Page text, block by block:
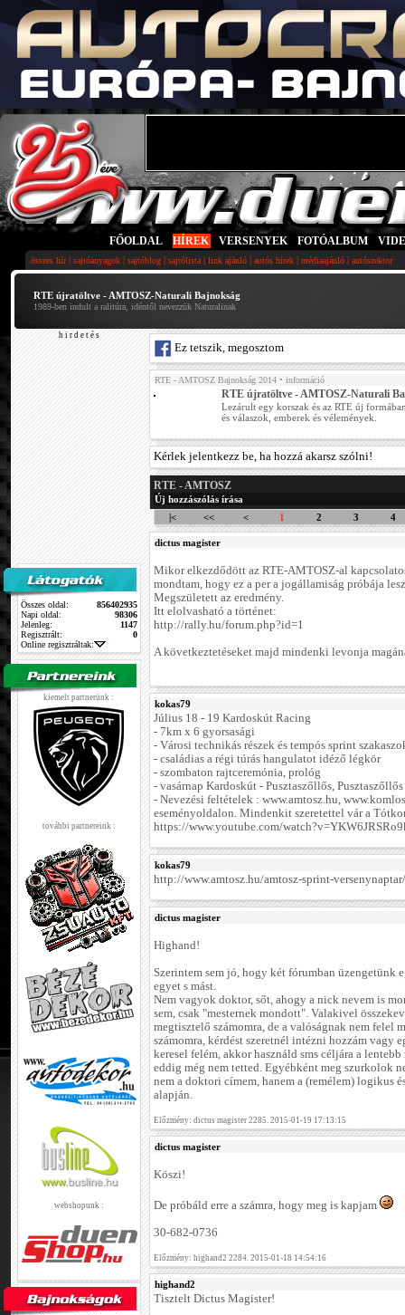
FŐOLDAL HÍREK VERSENYEK FOTÓALBUM
összes hír| sajtóanyagok | sajtóblog | sajtólista | link ajánló | autós hírek | médiaajánló | autószektor
RTE újratöltve - AMTOSZ-Naturali Bajnokság
1989-ben indult a ralitúra, idéntől nevezzük Naturalinak
h i r d e t é s
Összes oldal:
856402935
Napi oldal:
98306
Jelenleg:
1147
Regisztrált:
0
Online regisztráltak:
kiemelt partnerünk :
további partnereink :
webshopunk :
Ez tetszik, megosztom
RTE - AMTOSZ Bajnokság 2014 • információ
RTE újratöltve - AMTOSZ-Naturali
Lezárult egy korszak és az RTE új
és válaszok, emberek és vélemények.
Kérlek jelentkezz be, ha hozzá akarsz szólni!
RTE - AMTOSZ
Új hozzászólás írása
|<
<< < 1 2 3 4
dictus magister
Mikor elkezdődött az RTE-AMTOSZ-al
mondtam, hogy ez a per a jogállamiság próbája
Megszületett az eredmény.
Itt elolvasható a történet:
http://rally.hu/forum.php?id=1
A következtetéseket majd mindenki levonja
kokas79
Július 18 - 19 Kardoskút Racing
- 7km x 6 gyorsasági
- Városi technikás részek és tempós sprint
- családias a régi túrás hangulatot idéző légkör
- szombaton rajtceremónia, prológ
- vasárnap Kardoskút - Pusztaszőllős,
- Nevezési feltételek : www.amtosz.hu,
eseményoldalon. Mindenkit szeretettel vár a
https://www.youtube.com/
kokas79
http://www.amtosz.hu/amtosz-sprint-versenynaptar/
dictus magister
Highand!
Szerintem sem jó, hogy két fórumban üzengetünk
egyet s mást.
Nem vagyok doktor, sőt, ahogy a nick nevem is
sem, csak "mesternek mondott". Valakivel
megtisztelő számomra, de a valóságnak nem felel
számomra, kérdést szeretnél intézni hozzám vagy
keresel felém, akkor használd sms céljára a
eddig még nem tetted. Egyébként meg szurkolok
nem a doktori címem, hanem a (remélem) logikus
alapján.
Előzmény: dictus magister 2285. 2015-01-19 17:13:15
dictus magister
Köszi!
De próbáld erre a számra, hogy meg is kapjam
30-682-0736
Előzmény: highand2 2284. 2015-01-18 14:54:16
highand2
Tisztelt Dictus Magister!